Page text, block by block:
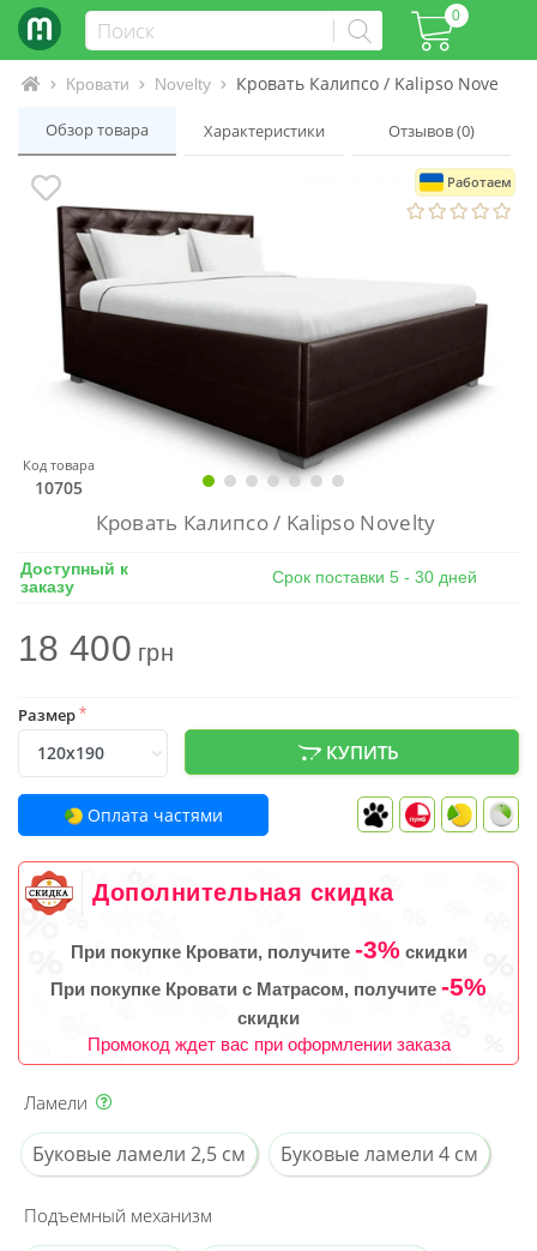
0
Интернет-магазин матрасов и кроватей
Кровати Novelty Кровать Калипсо / Kalipso Novelty
Обзор товара Характеристики Отзывов (0)
Работаем
Код товара
10705
Кровать Калипсо / Kalipso Novelty
Доступный к
заказу
Срок поставки 5 - 30 дней
18 400грн
Размер*
КУПИТЬ
Оплата частями
Дополнительная скидка
При покупке Кровати, получите -3%скидки
При покупке Кровати с Матрасом, получите -5%
скидки
Промокод ждет вас при оформлении заказа
Ламели
Буковые ламели 2,5 см Буковые ламели 4 см
Подъемный механизм